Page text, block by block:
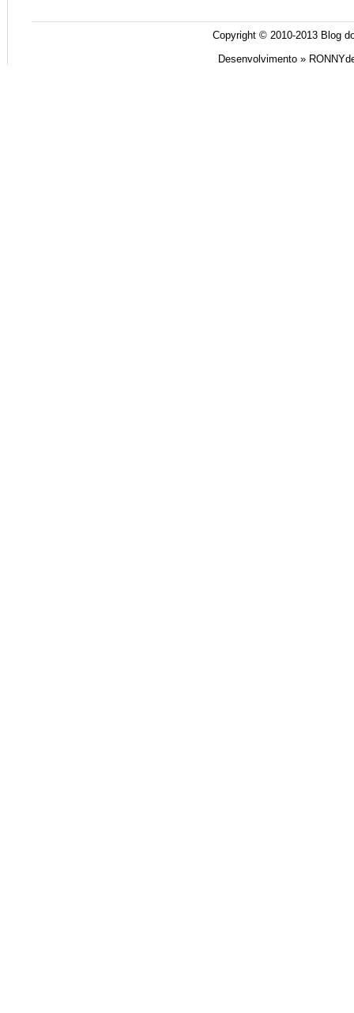
Copyright © 2010-2013 Blog
Desenvolvimento »